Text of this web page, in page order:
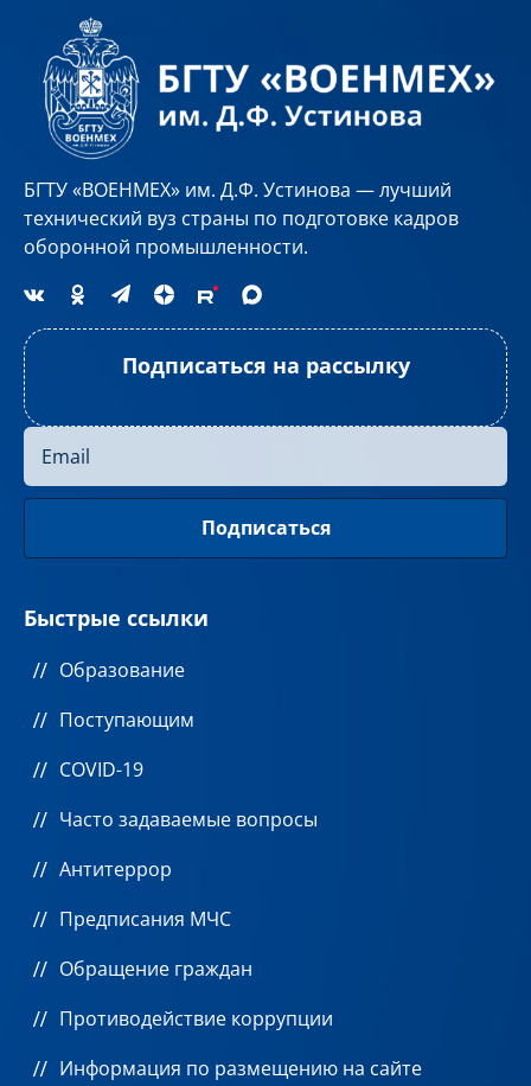
БГТУ «ВОЕНМЕХ» им. Д.Ф. Устинова — лучший
технический вуз страны по подготовке кадров
оборонной промышленности.
Подписаться на рассылку
Быстрые ссылки
Образование
Поступающим
COVID-19
Часто задаваемые вопросы
Антитеррор
Предписания МЧС
Обращение граждан
Противодействие коррупции
Информация по размещению на сайте